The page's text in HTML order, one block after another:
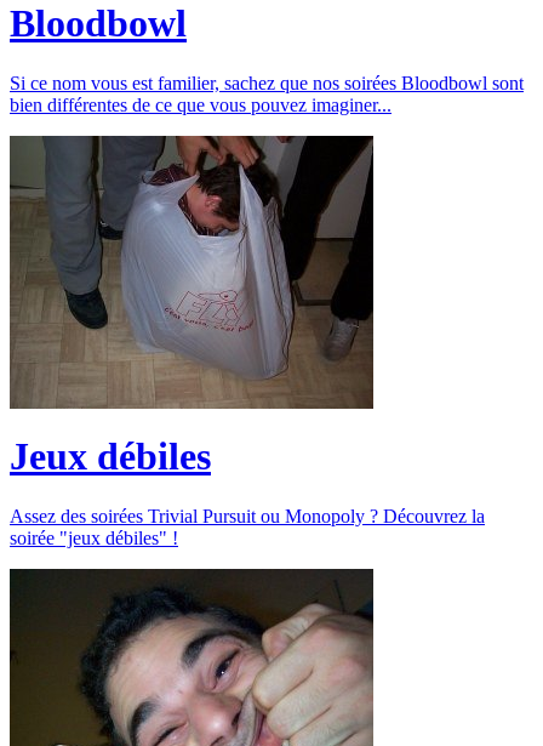
Bloodbowl
Si ce nom vous est familier, sachez que nos soirées Bloodbowl sont
bien différentes de ce que vous pouvez imaginer...
Jeux débiles
Assez des soirées Trivial Pursuit ou Monopoly ? Découvrez la
soirée "jeux débiles" !